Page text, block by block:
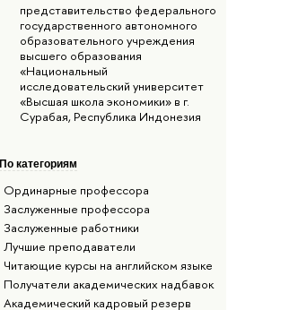
представительство федерального
государственного автономного
образовательного учреждения
высшего образования
«Национальный
исследовательский университет
«Высшая школа экономики» в г.
Сурабая, Республика Индонезия
По категориям
Ординарные профессора
Заслуженные профессора
Заслуженные работники
Лучшие преподаватели
Читающие курсы на английском языке
Получатели академических надбавок
Академический кадровый резерв